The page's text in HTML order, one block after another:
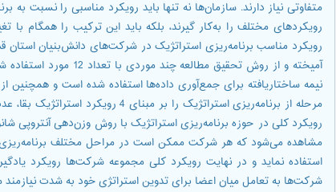
متفاوتی نیاز دارند. سازمان‌ها نه تنها باید رویکرد مناسبی را نسبت به
رویکردهای مختلف را به‌کار گیرند، بلکه باید این ترکیب را همگام
رویکرد مناسب برنامه‌ریزی استراتژیک در شرکت‌های دانش‌بنیان
آمیخته و از روش تحقیق
نیمه ساختاریافته برای جمع‌آوری داده‌ها استفاده شده است و همچنین
مرحله از برنامه‌ریزی استراتژیک را بر
رویکرد کلی در حوزه برنامه‌ریزی استراتژیک با روش وزن‌دهی
مشاهده ‌می‌شود که هر شرکت ممکن است در مراحل مختلف برنامه‌ریزی
استفاده نماید و در نهایت رویکرد کلی مجموعه شرکت‌ها رویکرد
شرکت‌ها به تعامل میان اعضا برای تدوین استراتژی خود به شدت نیازمند